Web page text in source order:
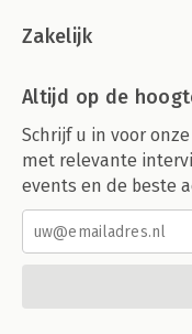
Zakelijk
Altijd op de
Schrijf u in voor
met relevante
events en de beste